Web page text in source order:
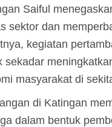
Saiful
sektor dan
kegiatan
masyarakat di
di Katingan
dalam bentuk
Katingan
Insentif